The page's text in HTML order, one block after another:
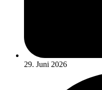
29. Juni 2026